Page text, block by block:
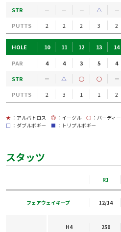
STR
－ － － △ －
PUTTS
2 2 2 3 2
HOLE 10 11 12 13 14
PAR 4 4 3 5 4
STR
－ △ ○ ○ －
PUTTS
2 3 1 1 2
★ ：アルバトロス ◎ ：イーグル ○ ：バーディー
□ ：ダブルボギー ■ ：トリプルボギー
スタッツ
R1
フェアウェイキープ 12/14
H4 250